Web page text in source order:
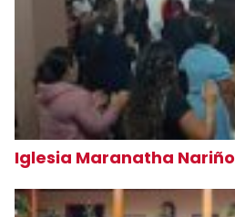
Iglesia Maranatha Nariño